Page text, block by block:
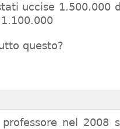
uccise 1.500.000
questo?
nel 2008